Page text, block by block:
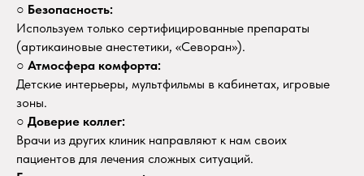
○ Безопасность:
Используем только сертифицированные препараты
(артикаиновые анестетики, «Севоран»).
○ Атмосфера комфорта:
Детские интерьеры, мультфильмы в кабинетах, игровые
зоны.
○ Доверие коллег:
Врачи из других клиник направляют к нам своих
пациентов для лечения сложных ситуаций.